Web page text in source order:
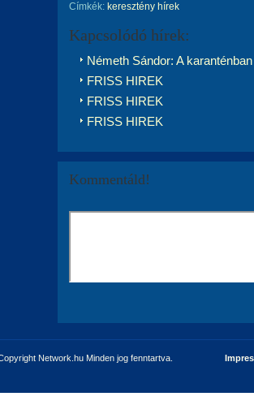
Címkék: keresztény hírek
Kapcsolódó hírek:
Németh Sándor: A
FRISS HIREK
FRISS HIREK
FRISS HIREK
Kommentáld!
Network.hu Minden jog fenntartva.